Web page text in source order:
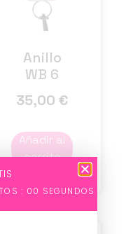
Anillo
WB 6
35,00 €
Añadir al
carrito
: 00 SEGUNDOS